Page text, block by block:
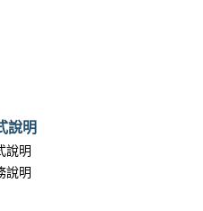
說明
說明
說明